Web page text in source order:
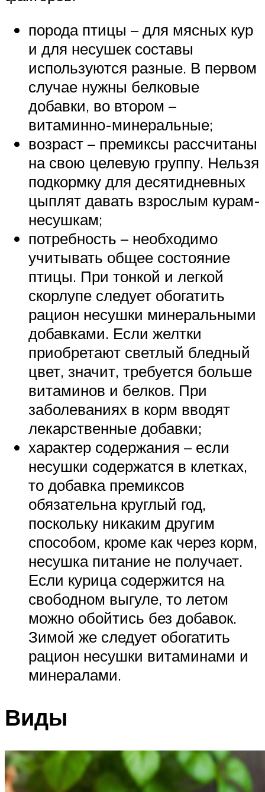
порода птицы – для мясных кур
и для несушек составы
используются разные. В первом
случае нужны белковые
добавки, во втором –
витаминно-минеральные;
возраст – премиксы рассчитаны
на свою целевую группу. Нельзя
подкормку для десятидневных
цыплят давать взрослым курам-
несушкам;
потребность – необходимо
учитывать общее состояние
птицы. При тонкой и легкой
скорлупе следует обогатить
рацион несушки минеральными
добавками. Если желтки
приобретают светлый бледный
цвет, значит, требуется больше
витаминов и белков. При
заболеваниях в корм вводят
лекарственные добавки;
характер содержания – если
несушки содержатся в клетках,
то добавка премиксов
обязательна круглый год,
поскольку никаким другим
способом, кроме как через корм,
несушка питание не получает.
Если курица содержится на
свободном выгуле, то летом
можно обойтись без добавок.
Зимой же следует обогатить
рацион несушки витаминами и
минералами.
Виды